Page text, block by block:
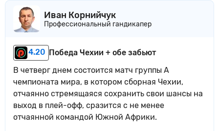
Иван Корнийчук
Профессиональный гандикапер
4.20 Победа Чехии + обе забьют
В четверг днем​ состоится матч группы А
чемпионата мира, в котором сборная Чехии,
отчаянно стремящаяся сохранить свои шансы на
выход в плей-офф, сразится с не менее
отчаянной командой Южной Африки.